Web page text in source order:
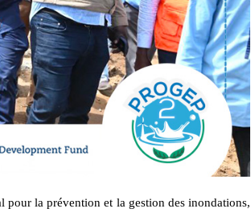
pour la prévention et la gestion des inondations,